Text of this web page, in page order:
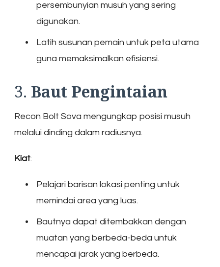
persembunyian musuh yang sering
digunakan.
Latih susunan pemain untuk peta utama
guna memaksimalkan efisiensi.
3. Baut Pengintaian
Recon Bolt Sova mengungkap posisi musuh
melalui dinding dalam radiusnya.
Kiat:
Pelajari barisan lokasi penting untuk
memindai area yang luas.
Bautnya dapat ditembakkan dengan
muatan yang berbeda-beda untuk
mencapai jarak yang berbeda.